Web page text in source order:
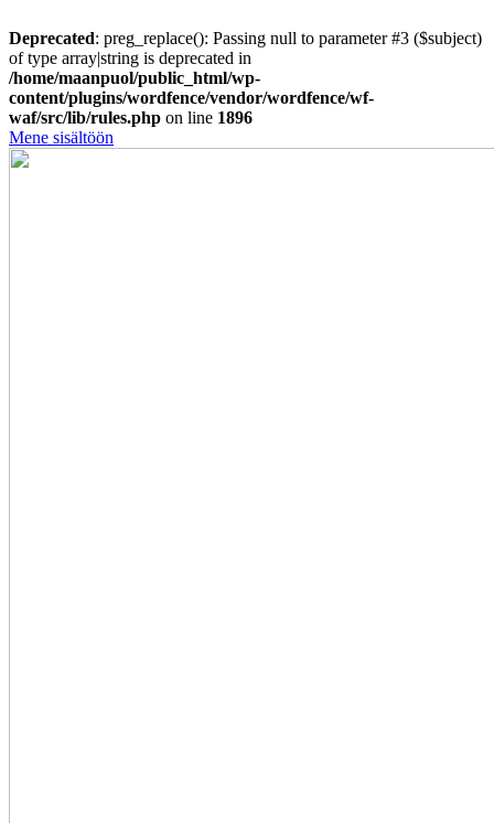
Deprecated: preg_replace(): Passing null to parameter #3 ($subject)
of type array|string is deprecated in
/home/maanpuol/public_html/wp-
content/plugins/wordfence/vendor/wordfence/wf-
waf/src/lib/rules.php on line 1896
Mene sisältöön